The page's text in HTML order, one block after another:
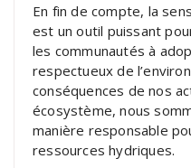
En fin de compte, la
est un outil puissant
les communautés à
respectueux de
conséquences de nos
écosystème, nous
manière responsable
ressources hydriques.